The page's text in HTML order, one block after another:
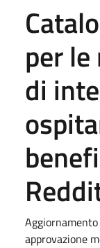
per
di
Aggiornamento
approvazione